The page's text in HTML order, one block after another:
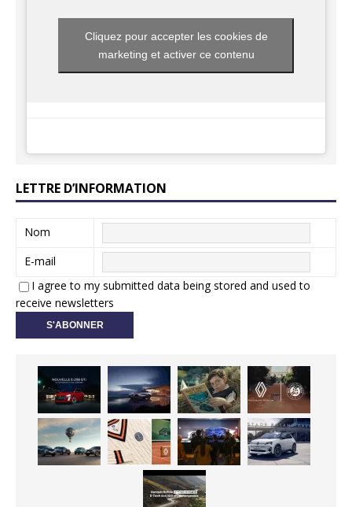
Cliquez pour accepter les cookies de
marketing et activer ce contenu
LETTRE D’INFORMATION
Nom
E-mail
I agree to my submitted data being stored and used to
receive newsletters